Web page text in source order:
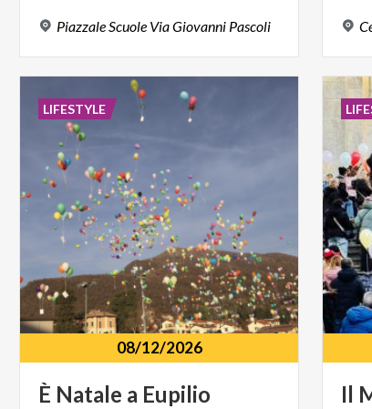
Piazzale Scuole ViaGiovanni Pascoli
08/12/2026
È Natale a Eupilio
LIFESTYLE
Il